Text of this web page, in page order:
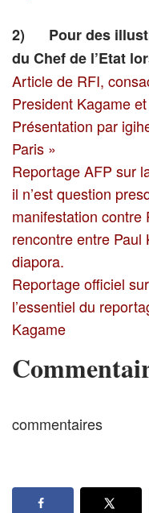
2) Pour des
du Chef de l’Etat
Article de RFI,
President Kagame
Présentation par
Paris »
Reportage AFP sur
il n’est question
manifestation contre
rencontre entre
diapora.
Reportage officiel
l’essentiel du
Kagame
commentaires